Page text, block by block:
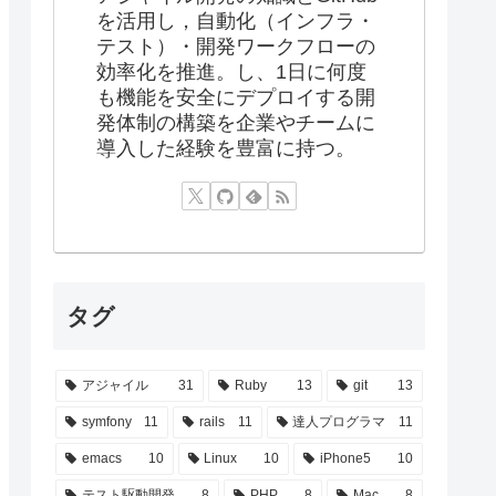
を活用し，自動化（インフラ・
テスト）・開発ワークフローの
効率化を推進。し、1日に何度
も機能を安全にデプロイする開
発体制の構築を企業やチームに
導入した経験を豊富に持つ。
タグ
アジャイル 31 Ruby 13 git 13
symfony 11 rails 11 達人プログラマ 11
emacs 10 Linux 10 iPhone5 10